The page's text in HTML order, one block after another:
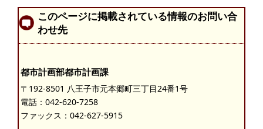
このページに掲載されている情報のお問い合
わせ先
都市計画部都市計画課
〒192-8501 八王子市元本郷町三丁目24番1号
電話： 042-620-7258
ファックス：042-627-5915